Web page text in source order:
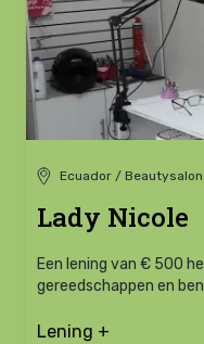
Ecuador / Beautysalon
Lady Nicole
Een lening van € 500
gereedschappen en
Lening +